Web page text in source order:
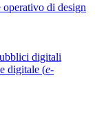
operativo di design
digitali
digitale (e-